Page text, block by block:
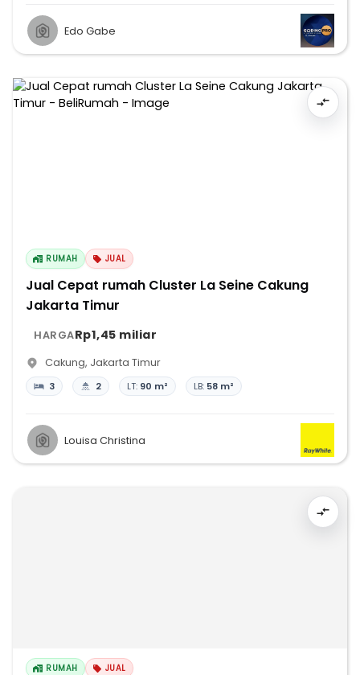
Edo Gabe
RUMAH JUAL
Jual Cepat rumah Cluster La Seine Cakung
Jakarta Timur
HARGARp1,45 miliar
Cakung, Jakarta Timur
3 2 LT: 90 m² LB: 58 m²
Louisa Christina
RUMAH JUAL